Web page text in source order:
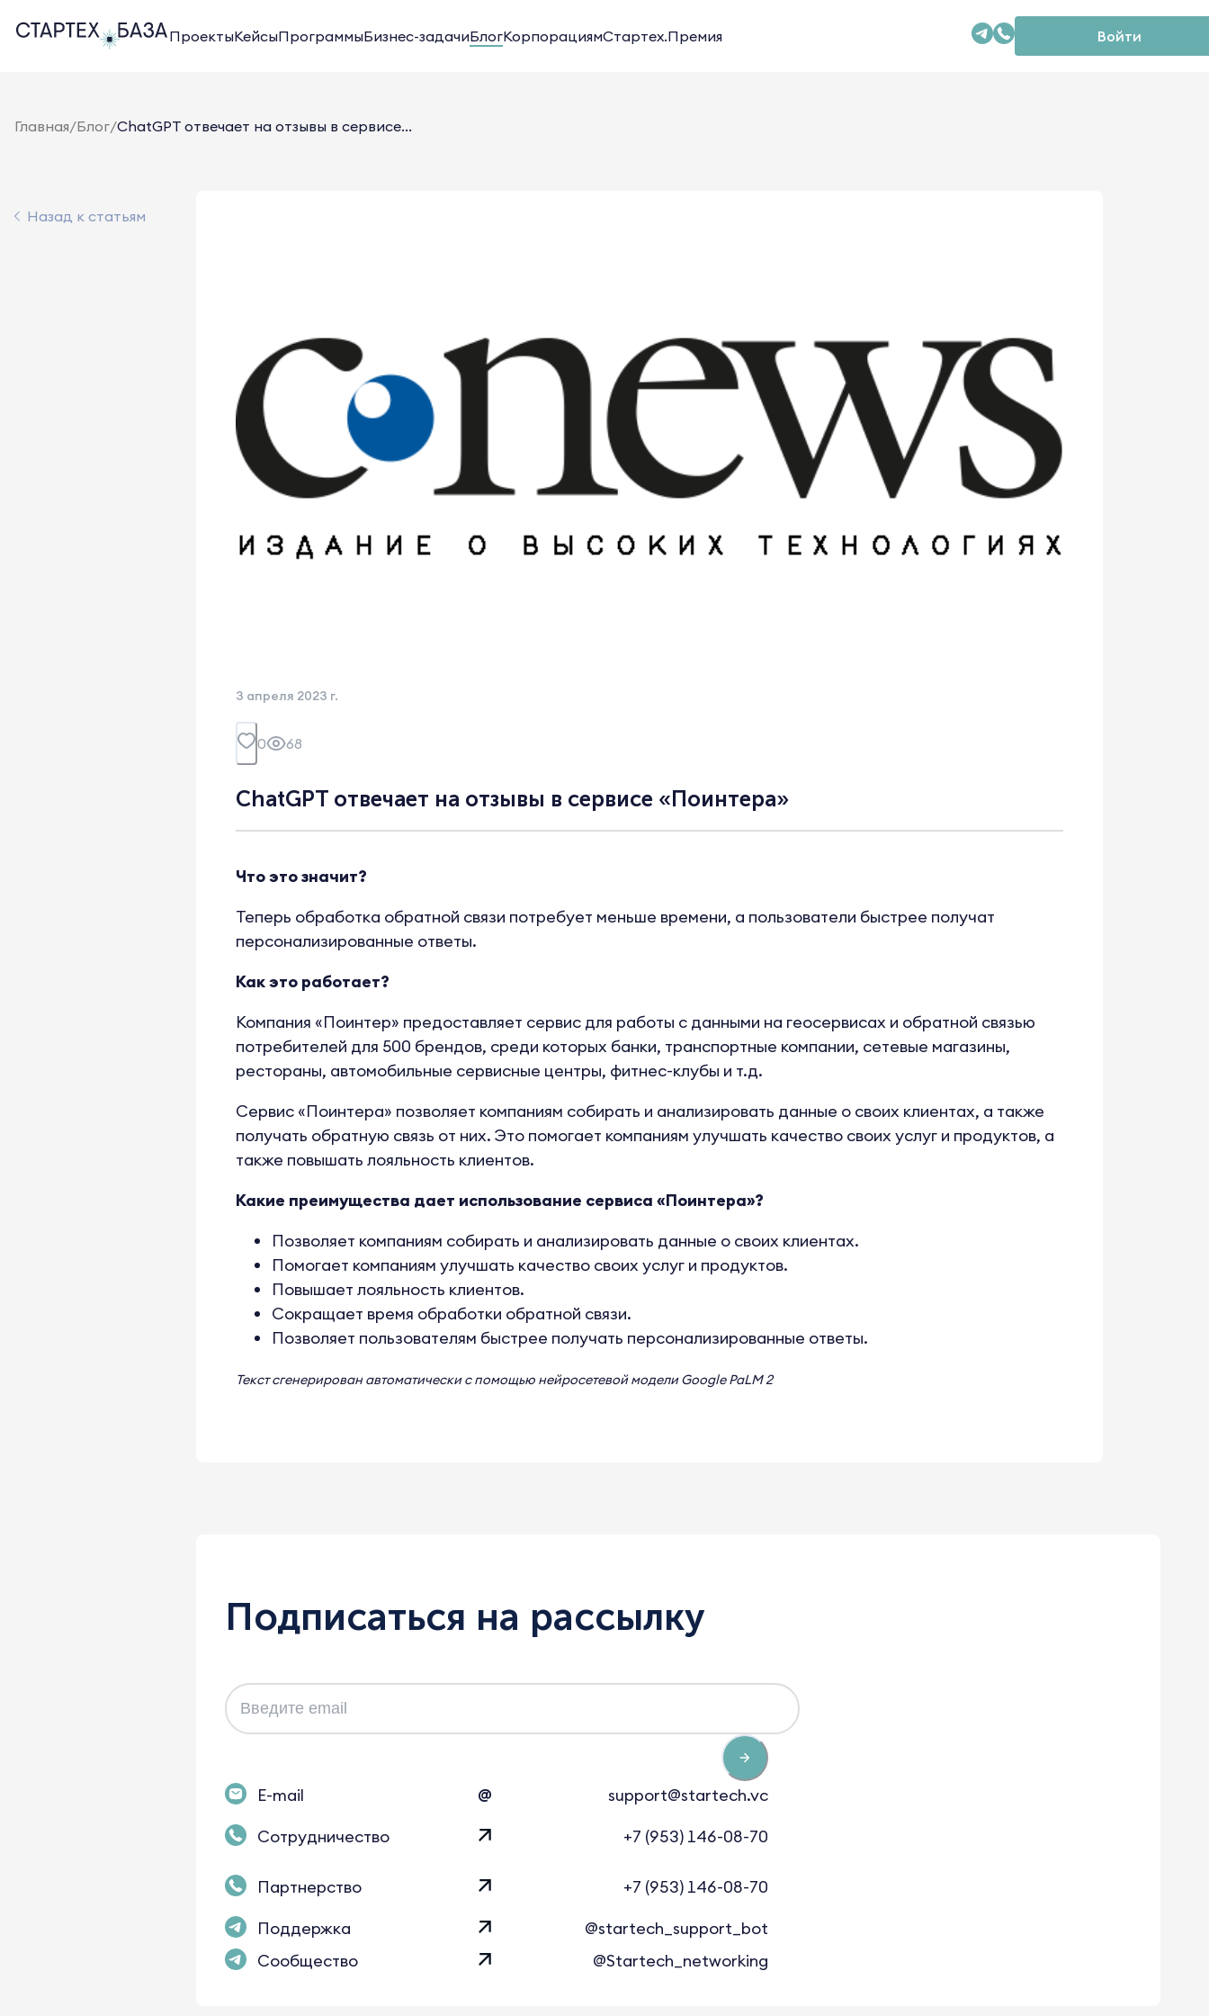
ПроектыКейсыПрограммыБизнес-задачиБлогКорпорациямСтартех.Премия Войти
Главная/Блог/ChatGPT отвечает на отзывы в сервисе...
Назад к статьям
3 апреля 2023 г.
0 68
ChatGPT отвечает на отзывы в сервисе «Поинтера»
Что это значит?
Теперь обработка обратной связи потребует меньше времени, а пользователи быстрее получат
персонализированные ответы.
Как это работает?
Компания «Поинтер» предоставляет сервис для работы с данными на геосервисах и обратной связью
потребителей для 500 брендов, среди которых банки, транспортные компании, сетевые магазины,
рестораны, автомобильные сервисные центры, фитнес-клубы и т.д.
Сервис «Поинтера» позволяет компаниям собирать и анализировать данные о своих клиентах, а также
получать обратную связь от них. Это помогает компаниям улучшать качество своих услуг и продуктов, а
также повышать лояльность клиентов.
Какие преимущества дает использование сервиса «Поинтера»?
Позволяет компаниям собирать и анализировать данные о своих клиентах.
Помогает компаниям улучшать качество своих услуг и продуктов.
Повышает лояльность клиентов.
Сокращает время обработки обратной связи.
Позволяет пользователям быстрее получать персонализированные ответы.
Текст сгенерирован автоматически с помощью нейросетевой моделиGoogle PaLM 2
Подписаться на рассылку
E-mail @
support@startech.vc
Сотрудничество
+7 (953) 146-08-70
Партнерство
+7 (953) 146-08-70
Поддержка
@startech_support_bot
Сообщество
@Startech_networking